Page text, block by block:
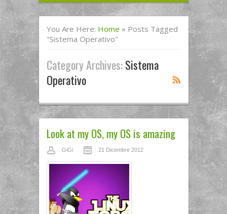
You Are Here: Home » Posts Tagged
"sistema Operativo"
Category Archives:Sistema
Operativo
Look at my OS, my OS is amazing
GiGi 21 Dicembre 2012